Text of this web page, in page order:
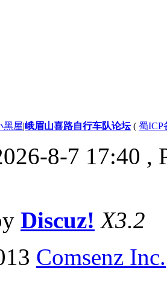
黑屋|峨眉山喜路自行车队论坛( 蜀ICP
8-7 17:40 ,
Discuz! X3.2
Comsenz Inc.